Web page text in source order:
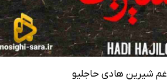
غم شیرین هادی حاجلیو